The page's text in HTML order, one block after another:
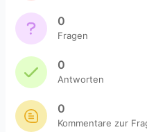
0
Fragen
0
Antworten
0
Kommentare zur